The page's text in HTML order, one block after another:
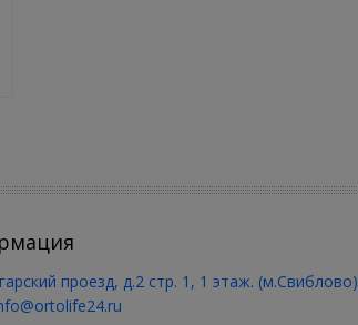
проезд, д.2 стр. 1, 1 этаж. (м.Свиблово)